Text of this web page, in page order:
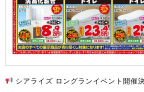
シアライズ ロングランイベント開催決